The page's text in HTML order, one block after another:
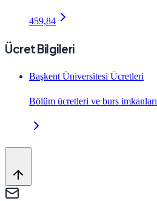
459,84
Ücret Bilgileri
Başkent Üniversitesi Ücretleri
Bölüm ücretleri ve burs imkanları